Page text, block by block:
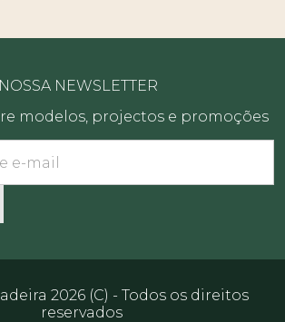
NEWSLETTER
modelos, projectos e promoções
2026 (C) - Todos os direitos
reservados